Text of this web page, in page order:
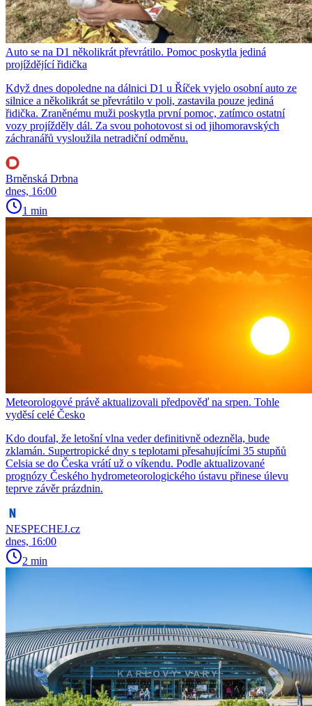
Auto se na D1 několikrát převrátilo. Pomoc poskytla jediná
projíždějící řidička
Když dnes dopoledne na dálnici D1 u Říček vyjelo osobní auto ze
silnice a několikrát se převrátilo v poli, zastavila pouze jediná
řidička. Zraněnému muži poskytla první pomoc, zatímco ostatní
vozy projížděly dál. Za svou pohotovost si od jihomoravských
záchranářů vysloužila netradiční odměnu.
Brněnská Drbna
dnes, 16:00
1 min
Meteorologové právě aktualizovali předpověď na srpen. Tohle
vyděsí celé Česko
Kdo doufal, že letošní vlna veder definitivně odezněla, bude
zklamán. Supertropické dny s teplotami přesahujícími 35 stupňů
Celsia se do Česka vrátí už o víkendu. Podle aktualizované
prognózy Českého hydrometeorologického ústavu přinese úlevu
teprve závěr prázdnin.
NESPECHEJ.cz
dnes, 16:00
2 min